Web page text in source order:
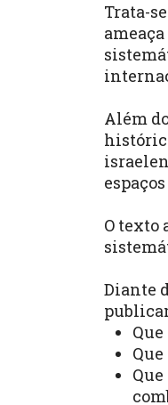
Trata-
Além
O texto
Diante